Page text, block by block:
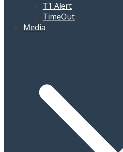
T1 Alert
TimeOut
Media